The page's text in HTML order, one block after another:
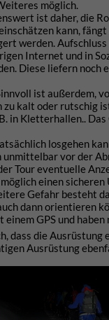
möglich.
ist daher, die
kann,
werden.
Internet und in
Diese liefern
ist außerdem,
zu kalt oder
in Kletterhallen..
losgehen
unmittelbar vor der
Tour eventuelle
einen
Gefahr besteht
dann orientieren
GPS und
dass die
Ausrüstung